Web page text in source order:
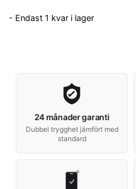
- Endast 1 kvar i lager
24 månader garanti
Dubbel trygghet jämfört med
standard